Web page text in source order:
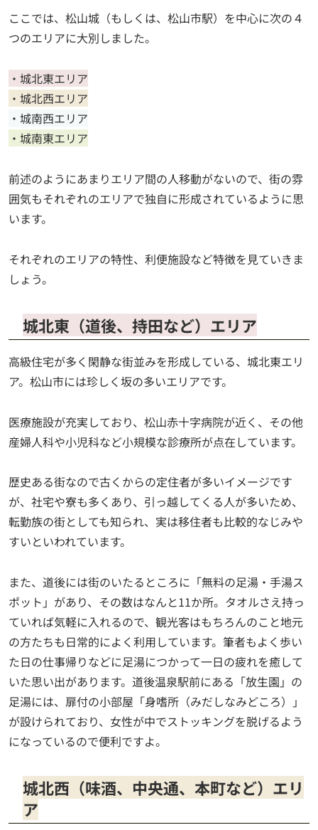
ここでは、松山城（もしくは、松山市駅）を中心に次の４
つのエリアに大別しました。
・城北東エリア
・城北西エリア
・城南西エリア
・城南東エリア
前述のようにあまりエリア間の人移動がないので、街の雰
囲気もそれぞれのエリアで独自に形成されているように思
います。
それぞれのエリアの特性、利便施設など特徴を見ていきま
しょう。
城北東（道後、持田など）エリア
高級住宅が多く閑静な街並みを形成している、城北東エリ
ア。松山市には珍しく坂の多いエリアです。
医療施設が充実しており、松山赤十字病院が近く、その他
産婦人科や小児科など小規模な診療所が点在しています。
歴史ある街なので古くからの定住者が多いイメージです
が、社宅や寮も多くあり、引っ越してくる人が多いため、
転勤族の街としても知られ、実は移住者も比較的なじみや
すいといわれています。
また、道後には街のいたるところに「無料の足湯・手湯ス
ポット」があり、その数はなんと11か所。タオルさえ持っ
ていれば気軽に入れるので、観光客はもちろんのこと地元
の方たちも日常的によく利用しています。筆者もよく歩い
た日の仕事帰りなどに足湯につかって一日の疲れを癒して
いた思い出があります。道後温泉駅前にある「放生園」の
足湯には、扉付の小部屋「身嗜所（みだしなみどころ）」
が設けられており、女性が中でストッキングを脱げるよう
になっているので便利ですよ。
城北西（味酒、中央通、本町など）エリ
ア